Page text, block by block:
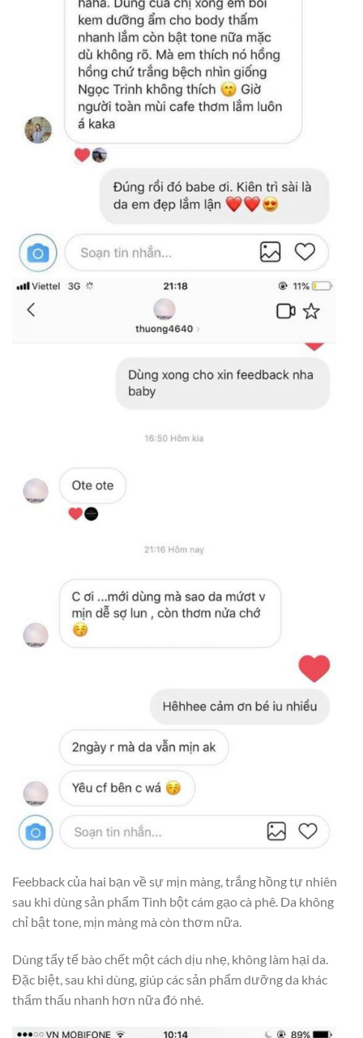
Feebback của hai bạn về sự mịn màng, trắng hồng tự nhiên
sau khi dùng sản phẩm Tinh bột cám gạo cà phê. Da không
chỉ bật tone, mịn màng mà còn thơm nữa.
Dùng tẩy tế bào chết một cách dịu nhẹ, không làm hại da.
Đặc biệt, sau khi dùng, giúp các sản phẩm dưỡng da khác
thẩm thấu nhanh hơn nữa đó nhé.